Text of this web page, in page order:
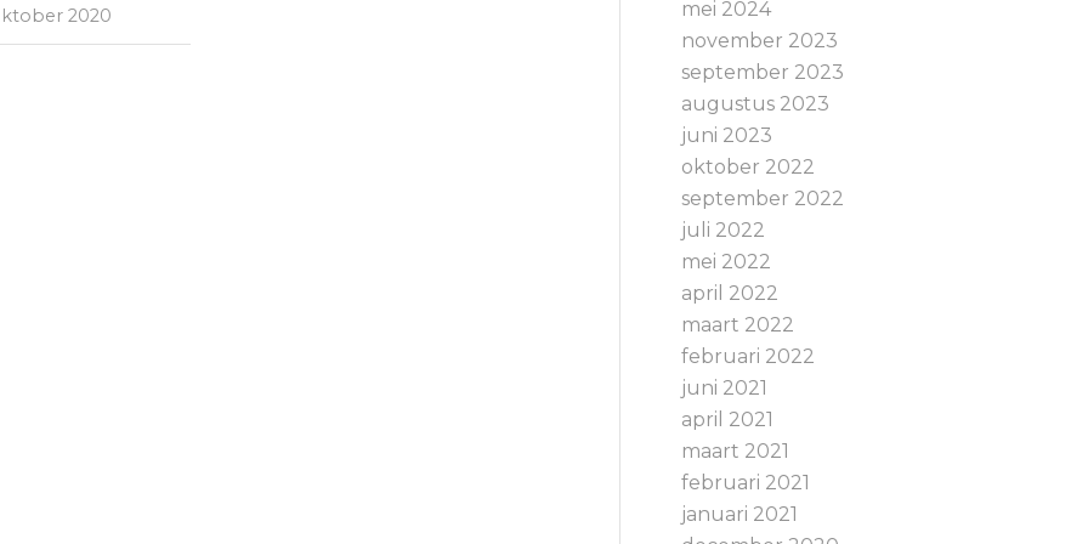
2020
mei 2024
november 2023
september 2023
augustus 2023
juni 2023
oktober 2022
september 2022
juli 2022
mei 2022
april 2022
maart 2022
februari 2022
juni 2021
april 2021
maart 2021
februari 2021
januari 2021